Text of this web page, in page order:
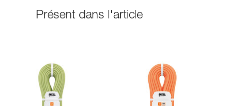
Présent dans l'article